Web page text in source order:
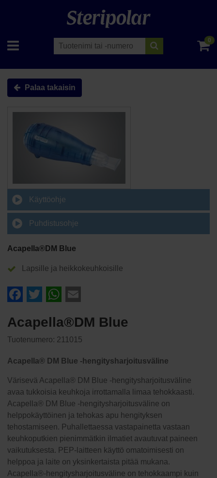
0
Palaa takaisin
Käyttöohje
Puhdistusohje
Acapella®DM Blue
Lapsille ja heikkokeuhkoisille
Facebook
TwitterWhatsApp
Acapella®DM Blue
Tuotenumero: 211015
Acapella® DM Blue -hengitysharjoitusväline
Värisevä Acapella® DM Blue -hengitysharjoitusväline
avaa tukkoisia keuhkoja irrottamalla limaa tehokkaasti.
Acapella® DM Blue -hengitysharjoitusväline on
helppokäyttöinen ja tehokas apu hengityksen
tehostamiseen. Puhallettaessa vastapainetta vastaan
keuhkoputkien pienimmätkin ilmatiet avautuvat paineen
vaikutuksesta. PEP-laitteen käyttö omatoimisesti on
helppoa ja laite on yksinkertaista pitää mukana.
Acapella®-hengitysharjoitusväline on tehokkaampi kuin